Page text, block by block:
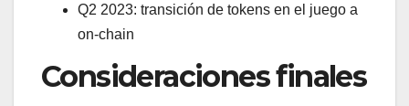
Q2 2023: transición de tokens en el juego a
on-chain
Consideraciones finales